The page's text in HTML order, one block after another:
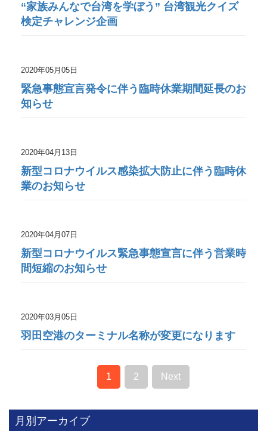
“家族みんなで台湾を学ぼう” 台湾観光クイズ
検定チャレンジ企画
2020年05月05日
緊急事態宣言発令に伴う臨時休業期間延長のお
知らせ
2020年04月13日
新型コロナウイルス感染拡大防止に伴う臨時休
業のお知らせ
2020年04月07日
新型コロナウイルス緊急事態宣言に伴う営業時
間短縮のお知らせ
2020年03月05日
羽田空港のターミナル名称が変更になります
1 2 Next
月別アーカイブ